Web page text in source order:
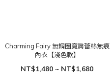
Charming Fairy 無鋼圈寬肩蕾絲無痕
內衣【淺色款】
NT$1,480 ~ NT$1,680